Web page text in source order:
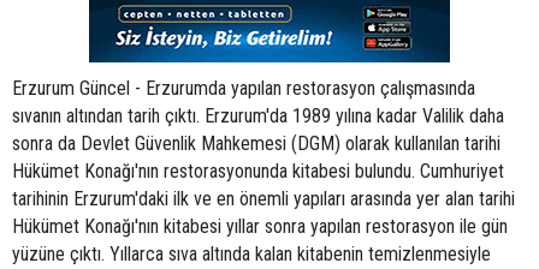
Erzurum Güncel - Erzurumda yapılan restorasyon çalışmasında
sıvanın altından tarih çıktı. Erzurum'da 1989 yılına kadar Valilik daha
sonra da Devlet Güvenlik Mahkemesi (DGM) olarak kullanılan tarihi
Hükümet Konağı'nın restorasyonunda kitabesi bulundu. Cumhuriyet
tarihinin Erzurum'daki ilk ve en önemli yapıları arasında yer alan tarihi
Hükümet Konağı'nın kitabesi yıllar sonra yapılan restorasyon ile gün
yüzüne çıktı. Yıllarca sıva altında kalan kitabenin temizlenmesiyle